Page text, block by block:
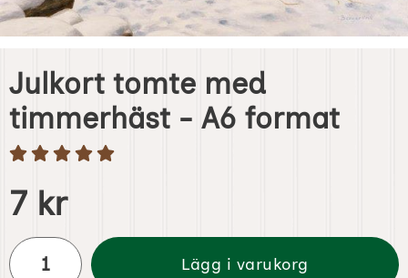
Julkort tomte med
timmerhäst - A6 format
Handla denna produkt Julkort tomte med timmerhäst -
pris
7 kr
antal
Lägg i varukorg